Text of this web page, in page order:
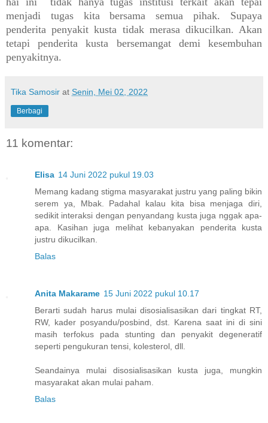
menjadi tugas kita bersama semua pihak. Supaya
penderita penyakit kusta tidak merasa dikucilkan. Akan
tetapi penderita kusta bersemangat demi kesembuhan
penyakitnya.
Tika Samosir at Senin, Mei 02, 2022
Berbagi
11 komentar:
Elisa 14 Juni 2022 pukul 19.03
Memang kadang stigma masyarakat justru yang paling bikin
serem ya, Mbak. Padahal kalau kita bisa menjaga diri,
sedikit interaksi dengan penyandang kusta juga nggak apa-
apa. Kasihan juga melihat kebanyakan penderita kusta
justru dikucilkan.
Balas
Anita Makarame 15 Juni 2022 pukul 10.17
Berarti sudah harus mulai disosialisasikan dari tingkat RT,
RW, kader posyandu/posbind, dst. Karena saat ini di sini
masih terfokus pada stunting dan penyakit degeneratif
seperti pengukuran tensi, kolesterol, dll.
Seandainya mulai disosialisasikan kusta juga, mungkin
masyarakat akan mulai paham.
Balas